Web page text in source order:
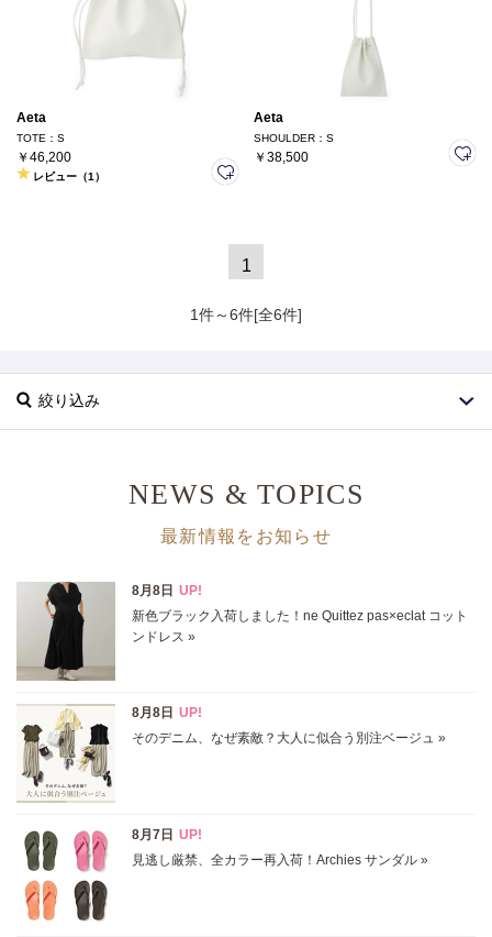
Aeta
TOTE：S
￥46,200
レビュー（1）
Aeta
SHOULDER：S
￥38,500
1
1件～6件[全6件]
絞り込み
カテゴリ バッグ全て
サイズ
掲載雑誌
価格
表示オプション
NEWS & TOPICS
最新情報をお知らせ